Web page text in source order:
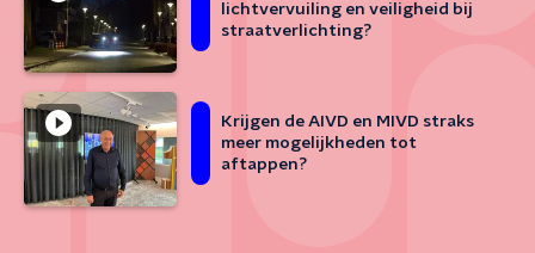
lichtvervuiling en veiligheid bij
straatverlichting?
Krijgen de AIVD en MIVD straks
meer mogelijkheden tot
aftappen?